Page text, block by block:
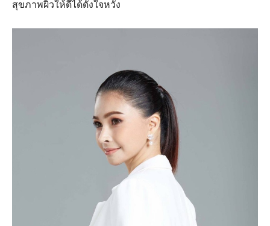
สุขภาพผิวให้ดีได้ดังใจหวัง